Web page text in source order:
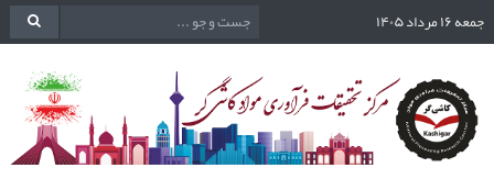
جمعه ۱۶ مرداد ۱۴۰۵